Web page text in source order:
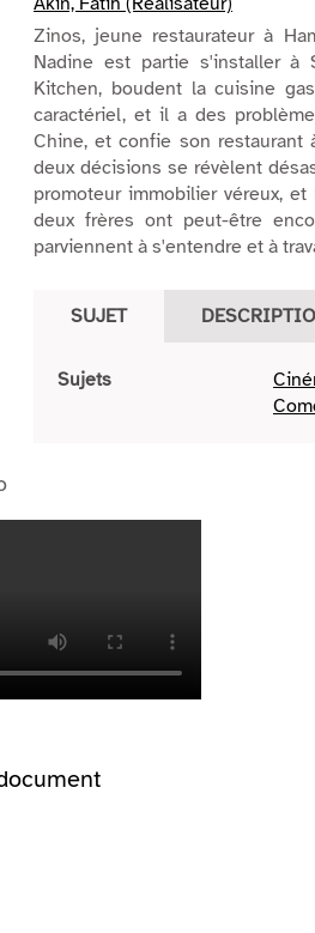
Zinos, jeune restaurateur à
Nadine est partie s'installer à
Kitchen, boudent la cuisine
caractériel, et il a des
Chine, et confie son restaurant
deux décisions se révèlent
promoteur immobilier véreux,
deux frères ont peut-être
parviennent à s'entendre et à
SUJET
Sujets